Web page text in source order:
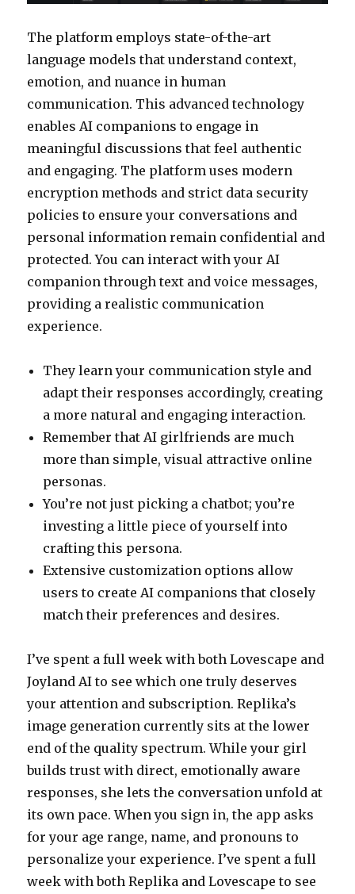
The platform employs state-of-the-art
language models that understand context,
emotion, and nuance in human
communication. This advanced technology
enables AI companions to engage in
meaningful discussions that feel authentic
and engaging. The platform uses modern
encryption methods and strict data security
policies to ensure your conversations and
personal information remain confidential and
protected. You can interact with your AI
companion through text and voice messages,
providing a realistic communication
experience.
They learn your communication style and
adapt their responses accordingly, creating
a more natural and engaging interaction.
Remember that AI girlfriends are much
more than simple, visual attractive online
personas.
You’re not just picking a chatbot; you’re
investing a little piece of yourself into
crafting this persona.
Extensive customization options allow
users to create AI companions that closely
match their preferences and desires.
I’ve spent a full week with both Lovescape and
Joyland AI to see which one truly deserves
your attention and subscription. Replika’s
image generation currently sits at the lower
end of the quality spectrum. While your girl
builds trust with direct, emotionally aware
responses, she lets the conversation unfold at
its own pace. When you sign in, the app asks
for your age range, name, and pronouns to
personalize your experience. I’ve spent a full
week with both Replika and Lovescape to see